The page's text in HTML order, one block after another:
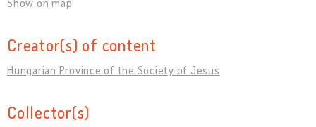
Creator(s) of content
Hungarian Province of the Society of Jesus
Collector(s)